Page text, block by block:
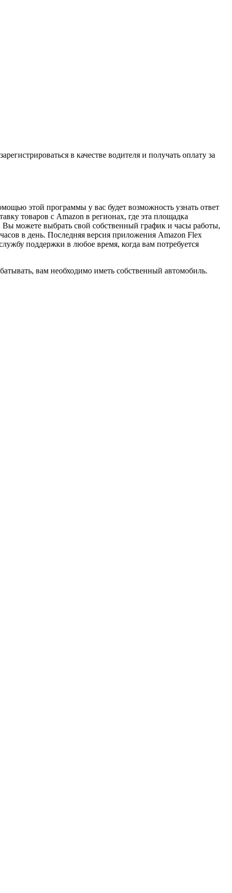
в качестве водителя и получать оплату за
этой программы у вас будет возможность узнать ответ
товаров с Amazon в регионах, где эта площадка
Вы можете выбрать свой собственный график и часы работы,
в день. Последняя версия приложения Amazon Flex
поддержки в любое время, когда вам потребуется
вам необходимо иметь собственный автомобиль.